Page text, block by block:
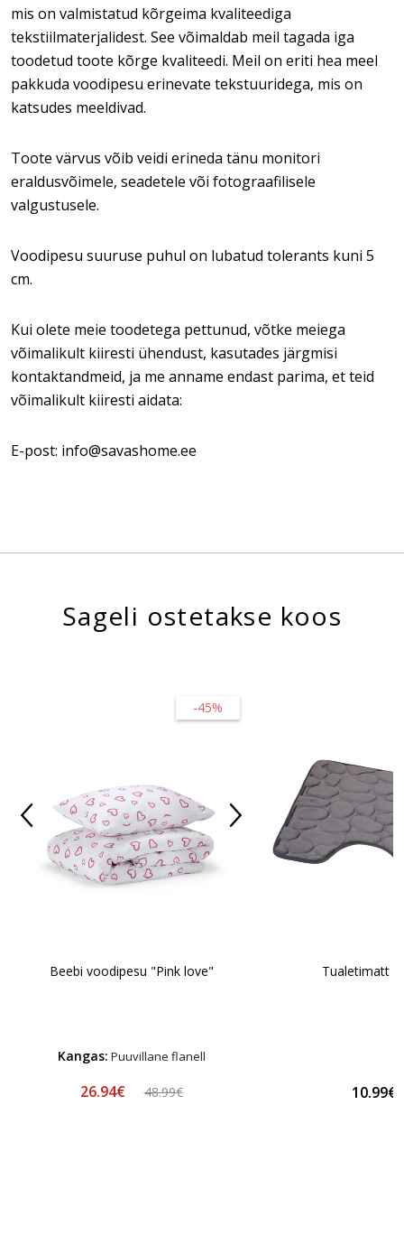
mis on valmistatud kõrgeima kvaliteediga
tekstiilmaterjalidest. See võimaldab meil tagada iga
toodetud toote kõrge kvaliteedi. Meil on eriti hea meel
pakkuda voodipesu erinevate tekstuuridega, mis on
katsudes meeldivad.
Toote värvus võib veidi erineda tänu monitori
eraldusvõimele, seadetele või fotograafilisele
valgustusele.
Voodipesu suuruse puhul on lubatud tolerants kuni 5
cm.
Kui olete meie toodetega pettunud, võtke meiega
võimalikult kiiresti ühendust, kasutades järgmisi
kontaktandmeid, ja me anname endast parima, et teid
võimalikult kiiresti aidata:
E-post: info@savashome.ee
Sageli ostetakse koos
-45%
Beebi voodipesu "Pink love"
Kangas: Puuvillane flanell
26.94€ 48.99€
Tualetimatt
10.99€